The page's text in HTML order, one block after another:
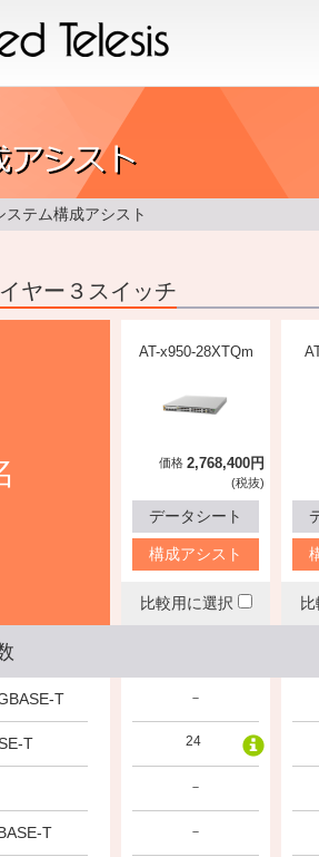
ステム構成アシスト
ヤー３スイッチ
価格
AT-x950-28XTQm
価格 2,768,400円
(税抜)
データシート
構成アシスト
比較用に選択
T
T
T
－
－
－
－
24
－
－